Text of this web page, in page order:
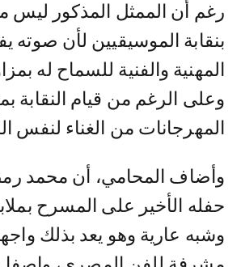
رغم أن الممثل المذكور ليس
بنقابة الموسيقيين لأن صوته
المهنية والفنية للسماح له
وعلى الرغم من قيام النقابة
المهرجانات من الغناء لنفس
وأضاف المحامي، أن محمد
حفله الأخير على المسرح
وشبه عارية وهو يعد بذلك